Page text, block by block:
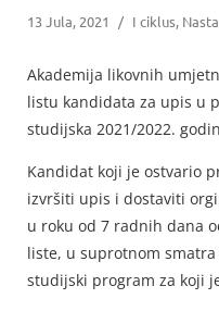
13 Jula, 2021 / I ciklus,
Akademija likovnih
listu kandidata za upis u
studijska 2021/2022.
Kandidat koji je ostvario
izvršiti upis i dostaviti
u roku od 7 radnih dana
liste, u suprotnom
studijski program za koji